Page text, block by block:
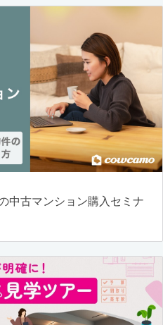
中古マンション購入セミナ